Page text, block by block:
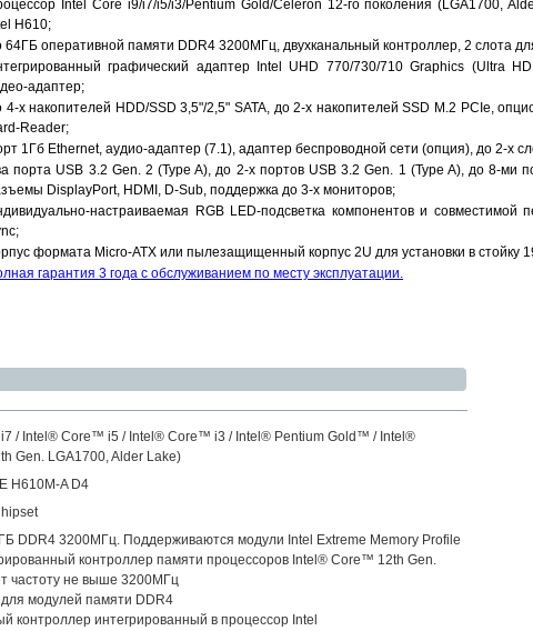
Intel Core i9/i7/i5/i3/Pentium Gold/Celeron 12-го поколения (LGA1700,
H610;
64ГБ оперативной памяти DDR4 3200МГц, двухканальный контроллер, 2 слота
графический адаптер Intel UHD 770/730/710 Graphics (Ultra
адаптер;
4-х накопителей HDD/SSD 3,5"/2,5" SATA, до 2-х накопителей SSD M.2 PCIe,
Reader;
1Гб Ethernet, аудио-адаптер (7.1), адаптер беспроводной сети (опция), до 2-х
порта USB 3.2 Gen. 2 (Type A), до 2-х портов USB 3.2 Gen. 1 (Type A), до 8-ми
DisplayPort, HDMI, D-Sub, поддержка до 3-х мониторов;
настраиваемая RGB LED-подсветка компонентов и совместимой
формата Micro-ATX или пылезащищенный корпус 2U для установки в стойку
гарантия 3 года с обслуживанием по месту эксплуатации.
/ Intel® Core™ i5 / Intel® Core™ i3 / Intel® Pentium Gold™ / Intel®
Gen. LGA1700, Alder Lake)
H610M-A D4
DDR4 3200МГц. Поддерживаются модули Intel Extreme Memory Profile
контроллер памяти процессоров Intel® Core™ 12th Gen.
частоту не выше 3200МГц
модулей памяти DDR4
контроллер интегрированный в процессор Intel